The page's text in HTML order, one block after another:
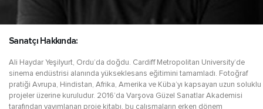
Sanatçı Hakkında:
Ali Haydar Yeşilyurt, Ordu’da doğdu. Cardiff Metropolitan University’de
sinema endüstrisi alanında yükseklesans eğitimini tamamladı. Fotoğraf
pratiği Avrupa, Hindistan, Afrika, Amerika ve Küba’yı kapsayan uzun soluklu
projeler üzerine kuruludur. 2016’da Varşova Güzel Sanatlar Akademisi
tarafından yayımlanan proje kitabı, bu çalışmaların erken dönem